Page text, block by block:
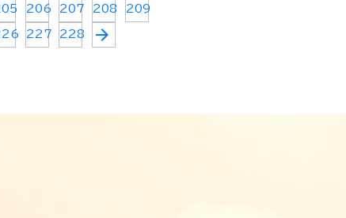
206 207 208 209
227 228 arrow_forward